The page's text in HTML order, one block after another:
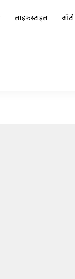
लाइफस्टाइल ऑटो